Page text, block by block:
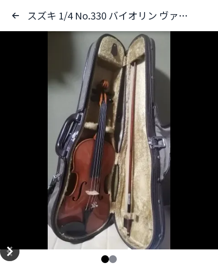
スズキ 1/4 No.330 バイオリン ヴァイオリン